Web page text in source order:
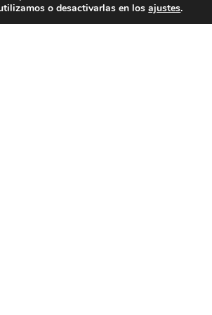
o desactivarlas en losajustes.